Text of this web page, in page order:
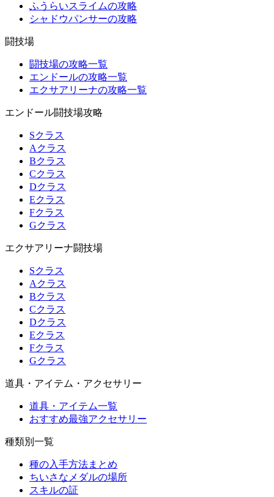
ふうらいスライムの攻略
シャドウパンサーの攻略
闘技場
闘技場の攻略一覧
エンドールの攻略一覧
エクサアリーナの攻略一覧
エンドール闘技場攻略
Sクラス
Aクラス
Bクラス
Cクラス
Dクラス
Eクラス
Fクラス
Gクラス
エクサアリーナ闘技場
Sクラス
Aクラス
Bクラス
Cクラス
Dクラス
Eクラス
Fクラス
Gクラス
道具・アイテム・アクセサリー
道具・アイテム一覧
おすすめ最強アクセサリー
種類別一覧
種の入手方法まとめ
ちいさなメダルの場所
スキルの証